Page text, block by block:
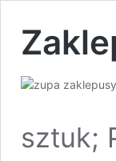
sztuk;